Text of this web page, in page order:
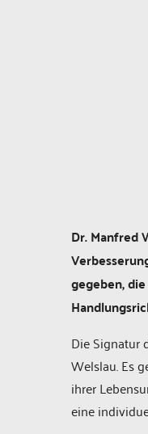
Dr. Manfred
gegeben,
Die Signatur
Welslau. Es
ihrer
eine